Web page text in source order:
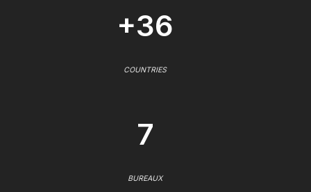
+36
COUNTRIES
7
BUREAUX